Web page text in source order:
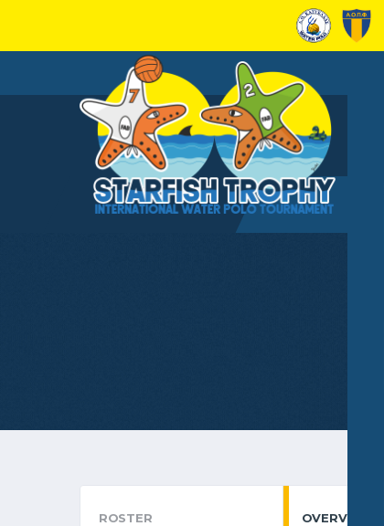
ROSTER OVERVIEW